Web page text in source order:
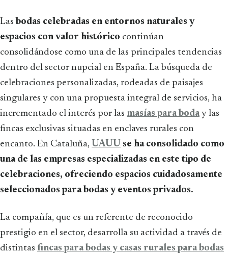
Las bodas celebradas en entornos naturales y
espacios con valor histórico continúan
consolidándose como una de las principales tendencias
dentro del sector nupcial en España. La búsqueda de
celebraciones personalizadas, rodeadas de paisajes
singulares y con una propuesta integral de servicios, ha
incrementado el interés por las masías para boda y las
fincas exclusivas situadas en enclaves rurales con
encanto. En Cataluña, UAUU se ha consolidado como
una de las empresas especializadas en este tipo de
celebraciones, ofreciendo espacios cuidadosamente
seleccionados para bodas y eventos privados.
La compañía, que es un referente de reconocido
prestigio en el sector, desarrolla su actividad a través de
distintas fincas para bodas y casas rurales para bodas